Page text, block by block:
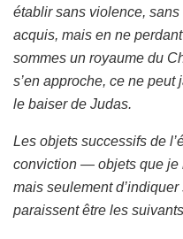
établir sans violence,
acquis, mais en ne
sommes un royaume du
s’en approche, ce ne
le baiser de Judas.
Les objets successifs de
conviction — objets que je
mais seulement
paraissent être les